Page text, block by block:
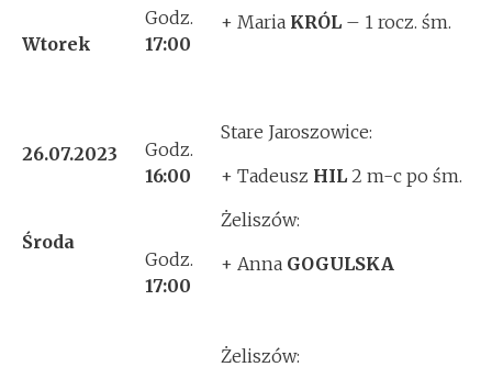
Wtorek
Godz.
17:00
+ Maria KRÓL – 1 rocz. śm.
26.07.2023
Środa
Godz.
16:00
Stare Jaroszowice:
+ Tadeusz HIL 2 m-c po śm.
Godz.
17:00
Żeliszów:
+ Anna GOGULSKA
Żeliszów: